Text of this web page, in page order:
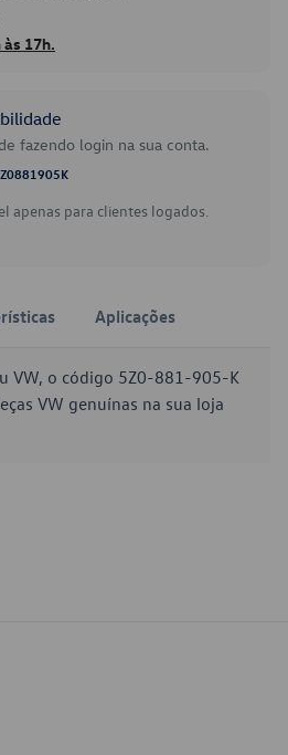
17h.
fazendo login na sua conta.
apenas para clientes logados.
Aplicações
VW, o código 5Z0-881-905-K
VW genuínas na sua loja